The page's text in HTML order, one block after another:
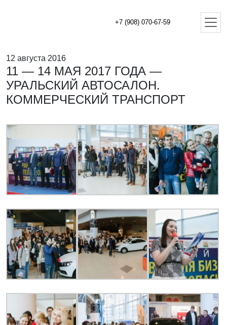
+7 (908) 070-67-59
12 августа 2016
11 — 14 МАЯ 2017 ГОДА —
УРАЛЬСКИЙ АВТОСАЛОН.
КОММЕРЧЕСКИЙ ТРАНСПОРТ